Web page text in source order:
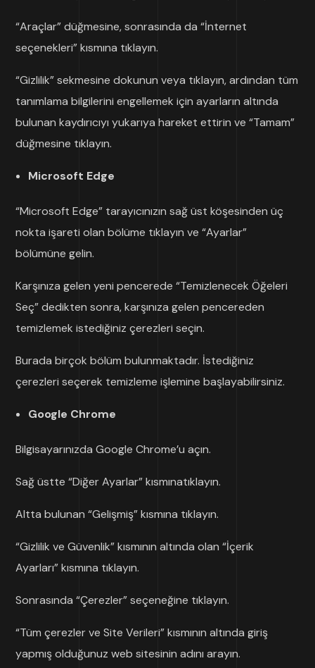
“Araçlar” düğmesine, sonrasında da “İnternet
seçenekleri” kısmına tıklayın.
“Gizlilik” sekmesine dokunun veya tıklayın, ardından tüm
tanımlama bilgilerini engellemek için ayarların altında
bulunan kaydırıcıyı yukarıya hareket ettirin ve “Tamam”
düğmesine tıklayın.
Microsoft Edge
“Microsoft Edge” tarayıcınızın sağ üst köşesinden üç
nokta işareti olan bölüme tıklayın ve “Ayarlar”
bölümüne gelin.
Karşınıza gelen yeni pencerede “Temizlenecek Öğeleri
Seç” dedikten sonra, karşınıza gelen pencereden
temizlemek istediğiniz çerezleri seçin.
Burada birçok bölüm bulunmaktadır. İstediğiniz
çerezleri seçerek temizleme işlemine başlayabilirsiniz.
Google Chrome
Bilgisayarınızda Google Chrome’u açın.
Sağ üstte “Diğer Ayarlar” kısmınatıklayın.
Altta bulunan “Gelişmiş” kısmına tıklayın.
“Gizlilik ve Güvenlik” kısmının altında olan “İçerik
Ayarları” kısmına tıklayın.
Sonrasında “Çerezler” seçeneğine tıklayın.
“Tüm çerezler ve Site Verileri” kısmının altında giriş
yapmış olduğunuz web sitesinin adını arayın.